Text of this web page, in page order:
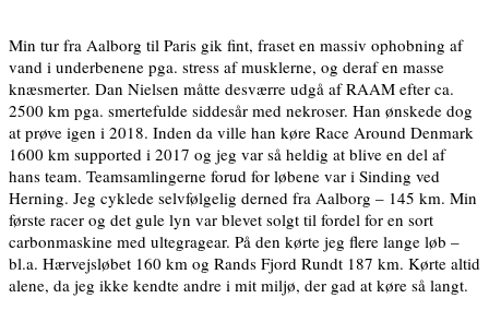
Min tur fra Aalborg til Paris gik fint, fraset en massiv ophobning af
vand i underbenene pga. stress af musklerne, og deraf en masse
knæsmerter. Dan Nielsen måtte desværre udgå af RAAM efter ca.
2500 km pga. smertefulde siddesår med nekroser. Han ønskede dog
at prøve igen i 2018. Inden da ville han køre Race Around Denmark
1600 km supported i 2017 og jeg var så heldig at blive en del af
hans team. Teamsamlingerne forud for løbene var i Sinding ved
Herning. Jeg cyklede selvfølgelig derned fra Aalborg – 145 km. Min
første racer og det gule lyn var blevet solgt til fordel for en sort
carbonmaskine med ultegragear. På den kørte jeg flere lange løb –
bl.a. Hærvejsløbet 160 km og Rands Fjord Rundt 187 km. Kørte altid
alene, da jeg ikke kendte andre i mit miljø, der gad at køre så langt.